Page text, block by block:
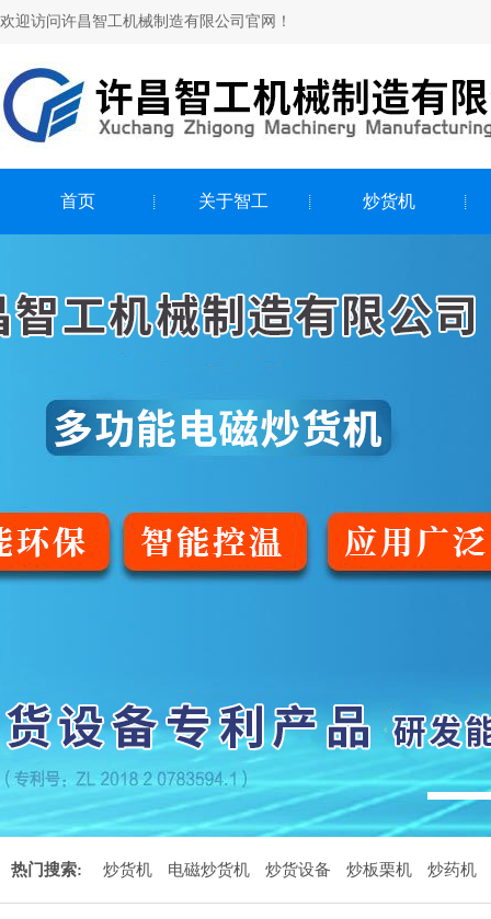
欢迎访问许昌智工机械制造有限公司官网！
首页 关于智工 炒货机
热门搜索: 炒货机 电磁炒货机 炒货设备 炒板栗机 炒药机